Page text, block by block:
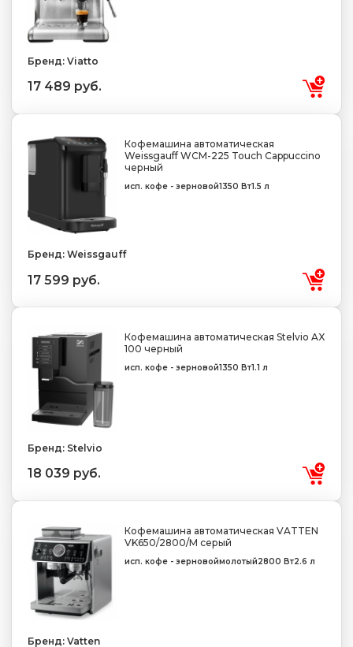
Бренд: Viatto
17 489 руб.
Кофемашина автоматическая
Weissgauff WCM-225 Touch Cappuccino
черный
исп. кофе - зерновой1350 Вт1.5 л
Бренд: Weissgauff
17 599 руб.
Кофемашина автоматическая Stelvio AX
100 черный
исп. кофе - зерновой1350 Вт1.1 л
Бренд: Stelvio
18 039 руб.
Кофемашина автоматическая VATTEN
VK650/2800/M серый
исп. кофе - зерновоймолотый2800 Вт2.6 л
Бренд: Vatten